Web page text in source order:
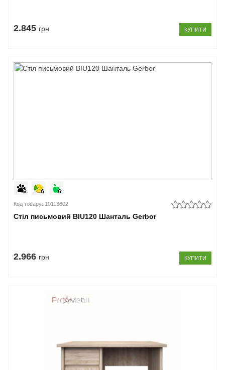
2.845 грн КУПИТИ
Код товару: 10113602
Стіл письмовий BIU120 Шанталь Gerbor
2.966 грн КУПИТИ